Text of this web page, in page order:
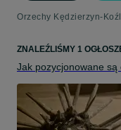
Orzechy Kędzierzyn-
ZNALEŹLIŚMY 1
Jak pozycjonowane są